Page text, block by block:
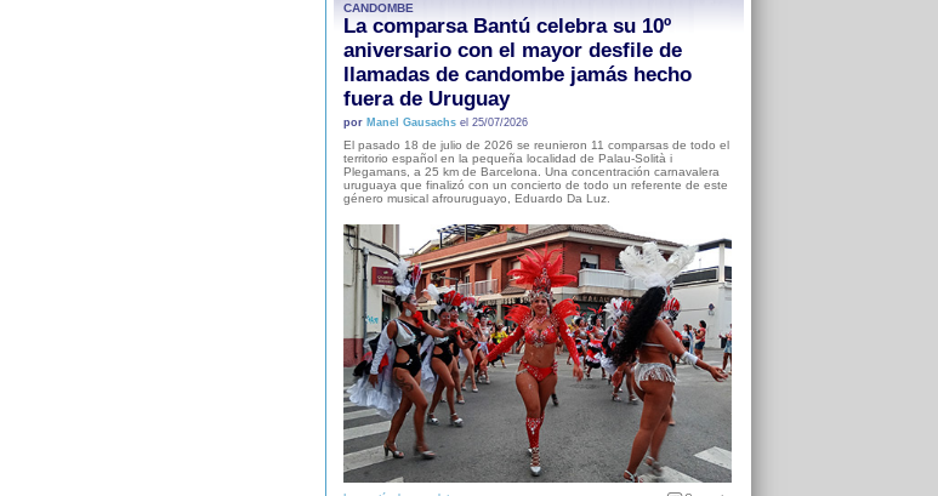
CANDOMBE
La comparsa Bantú celebra su 10º
aniversario con el mayor desfile de
llamadas de candombe jamás hecho
fuera de Uruguay
por Manel Gausachsel 25/07/2026
El pasado 18 de julio de 2026 se reunieron 11 comparsas de todo el
territorio español en la pequeña localidad de Palau-Solità i
Plegamans, a 25 km de Barcelona. Una concentración carnavalera
uruguaya que finalizó con un concierto de todo un referente de este
género musical afrouruguayo, Eduardo Da Luz.